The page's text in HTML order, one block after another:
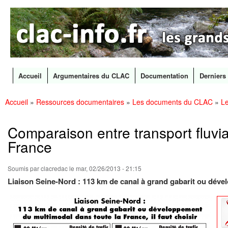
CLAC
Info
Les
grands
canaux
en
Menu principal
Accueil Argumentaires du CLAC Documentation
Accueil » Ressources documentaires » Les documents du CLAC »
Comparaison entre transport
France
Soumis parclacredacle mar, 02/26/2013 - 21:15
Liaison Seine-Nord : 113 km de canal à grand gabarit ou